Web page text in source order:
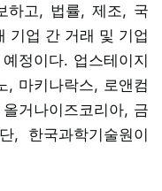
하고, 법률, 제조, 국
기업 간 거래 및 기업
정이다. 업스테이지
, 마키나락스, 로앤컴
거나이즈코리아, 금
, 한국과학기술원이